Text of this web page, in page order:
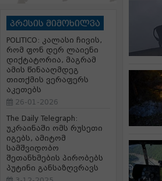
პრესის მიმოხილვა
POLITICO: კალასი ჩივის,
რომ ფონ დერ ლაიენი
დიქტატორია, მაგრამ
ამის წინააღმდეგ
თითქმის ვერაფერს
აკეთებს
26-01-2026
The Daily Telegraph:
უკრაინაში ომს რუსეთი
იგებს, ამიტომ
სამშვიდობო
შეთანხმების პირობებს
პუტინი განსაზღვრავს